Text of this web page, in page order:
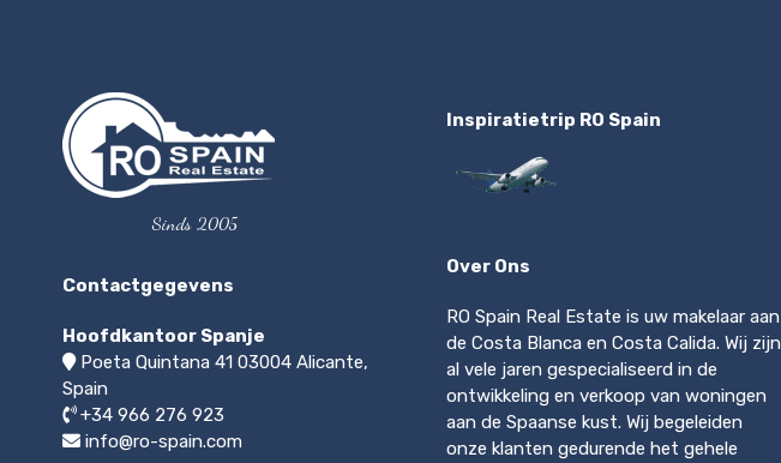
Sinds 2005
Contactgegevens
Hoofdkantoor Spanje
Poeta Quintana 41 03004 Alicante,
Spain
+34 966 276 923
info@ro-spain.com
Inspiratietrip RO Spain
Over Ons
RO Spain Real Estate is uw makelaar aan
de Costa Blanca en Costa Calida. Wij zijn
al vele jaren gespecialiseerd in de
ontwikkeling en verkoop van woningen
aan de Spaanse kust. Wij begeleiden
onze klanten gedurende het gehele